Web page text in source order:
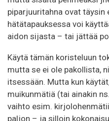
piparjuuritahna ovat täysin
hätätapauksessa voi
aidon sijasta – tai jättää
Käytä tämän koristeluun
mutta se ei ole pakollista,
itsessään. Mutta kun
muikunmätiä (tai ainakin
vaihto esim.
paljon – ja silloin